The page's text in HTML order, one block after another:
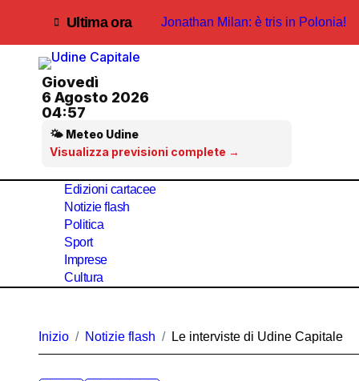
contenuto
Ultima ora Jonathan Milan: è tris in Polonia!
Il Distretto del Cibo di Udine è
PALMANOVA-Tensione al Pronto
Giovedì
6 Agosto 2026
04:57
🌤 Meteo Udine
Visualizza previsioni complete →
Edizioni cartacee
Notizie flash
Politica
Sport
Imprese
Cultura
Inizio Notizie flash Le interviste di Udine Capitale